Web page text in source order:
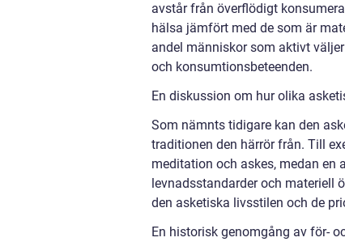
avstår från överflödigt
hälsa jämfört med de som är
andel människor som aktivt
och konsumtionsbeteenden.
En diskussion om hur olika
Som nämnts tidigare kan den
traditionen den härrör från. Till
meditation och askes, medan
levnadsstandarder och materiell
den asketiska livsstilen och de
En historisk genomgång av för-